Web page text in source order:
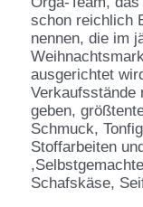
schon reichlich
nennen, die im
ausgerichtet
Verkaufsstände
geben,
Schmuck,
Stoffarbeiten
Schafskäse,